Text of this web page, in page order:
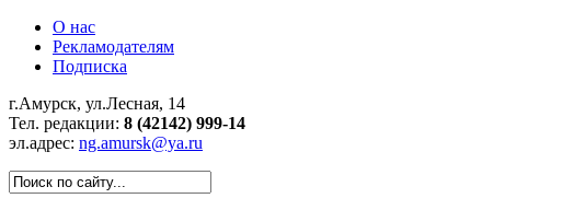
О нас
Рекламодателям
Подписка
г.Амурск, ул.Лесная, 14
Тел. редакции: 8 (42142) 999-14
эл.адрес: ng.amursk@ya.ru